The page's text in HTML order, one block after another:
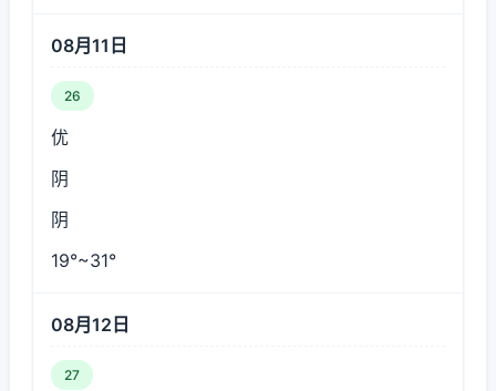
08月11日
26
优
阴
阴
19°~31°
08月12日
27